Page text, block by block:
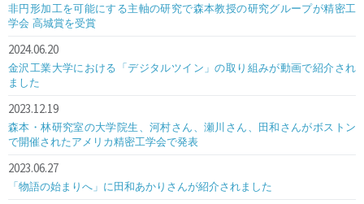
非円形加工を可能にする主軸の研究で森本教授の研究グループが精密工
学会 高城賞を受賞
2024.06.20
金沢工業大学における「デジタルツイン」の取り組みが動画で紹介され
ました
2023.12.19
森本・林研究室の大学院生、河村さん、瀬川さん、田和さんがボストン
で開催されたアメリカ精密工学会で発表
2023.06.27
「物語の始まりへ」に田和あかりさんが紹介されました